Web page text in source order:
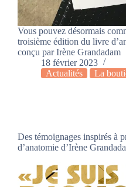
Vous pouvez désormais
troisième édition du livre
conçu par Irène Grandadam
18 février 2023
Actualités
La
Des témoignages inspirés à
d’anatomie d’Irène